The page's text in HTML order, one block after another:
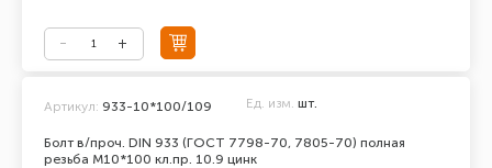
Болт в/проч. DIN 933 (ГОСТ 7798-70, 7805-70) полная
резьба М10*100 кл.пр. 10.9 цинк
Артикул: 933-10*100/109 Ед. изм. шт.